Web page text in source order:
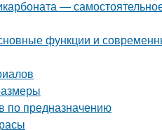
—
функции и
по предназначению